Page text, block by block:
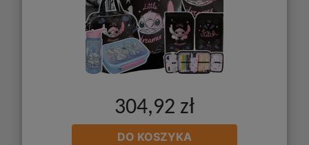
304,92 zł
DO KOSZYKA